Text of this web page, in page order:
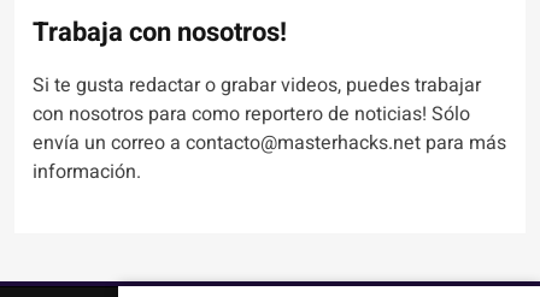
Trabaja con nosotros!
Si te gusta redactar o grabar videos, puedes trabajar
con nosotros para como reportero de noticias! Sólo
envía un correo a contacto@masterhacks.net para más
información.